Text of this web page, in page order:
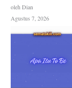
oleh Dian
Agustus 7, 2026